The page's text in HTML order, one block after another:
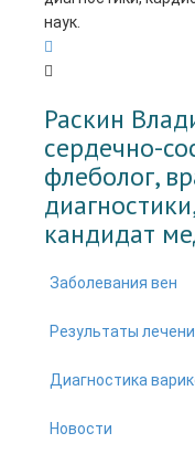
Раскин
cердечно-
флеболог,
кандидат
Заболевания вен
Результаты
Диагностика
Новости